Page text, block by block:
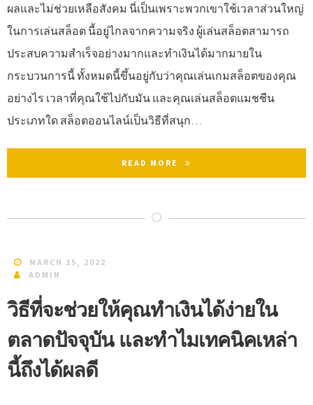
ผลและไม่ช่วยเหลือสังคม นี่เป็นเพราะพวกเขาใช้เวลาส่วนใหญ่
ในการเล่นสล็อต นี้อยู่ไกลจากความจริง ผู้เล่นสล็อตสามารถ
ประสบความสำเร็จอย่างมากและทำเงินได้มากมายใน
กระบวนการนี้ ทั้งหมดนี้ขึ้นอยู่กับว่าคุณเล่นเกมสล็อตของคุณ
อย่างไร เวลาที่คุณใช้ไปกับมัน และคุณเล่นสล็อตแมชชีน
ประเภทใด สล็อตออนไลน์เป็นวิธีที่สนุก…
READ MORE
MARCH 15, 2022
ADMIN
วิธีที่จะช่วยให้คุณทำเงินได้ง่ายใน
ตลาดปัจจุบัน และทำไมเทคนิคเหล่า
นี้ถึงได้ผลดี